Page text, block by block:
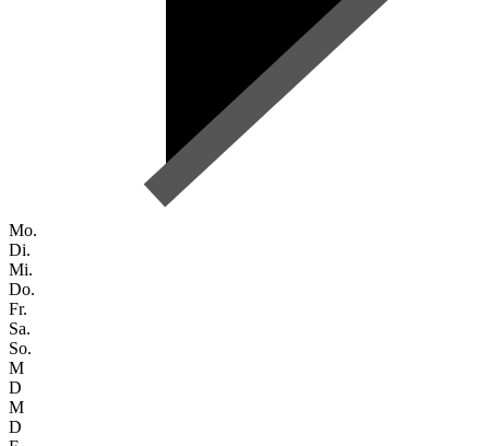
Mo.
Di.
Mi.
Do.
Fr.
Sa.
So.
M
D
M
D